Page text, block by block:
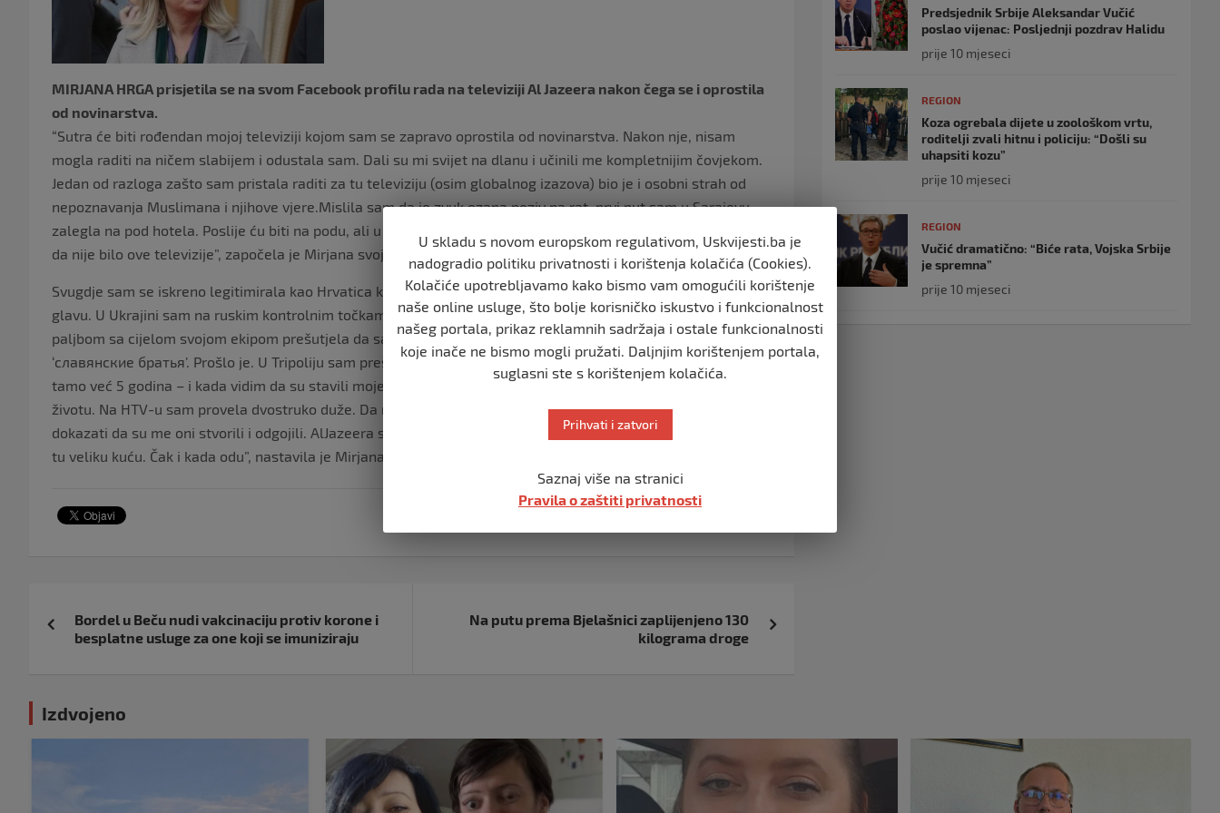
k
MIRJANA HRGA prisjetila se na svom Facebook profilu rada na televiziji Al Jazeera nakon čega se i oprostila
od novinarstva.
“Sutra će biti rođendan mojoj televiziji kojom sam se zapravo oprostila od novinarstva. Nakon nje, nisam
mogla raditi na ničem slabijem i odustala sam. Dali su mi svijet na dlanu i učinili me kompletnijim čovjekom.
Jedan od razloga zašto sam pristala raditi za tu televiziju (osim globalnog izazova) bio je i osobni strah od
nepoznavanja Muslimana i njihove vjere.Mislila sam da je zvuk ezana poziv na rat, prvi put sam u Sarajevu
zalegla na pod hotela. Poslije ću biti na podu, ali u pancirki, u nekim svjetovima koje nikada ne bih upoznala
da nije bilo ove televizije”, započela je Mirjana svoju objavu.
Svugdje sam se iskreno legitimirala kao Hrvatica katolkinja. Osim – 2 puta. Oprostivo. Spašavala sam živu
glavu. U Ukrajini sam na ruskim kontrolnim točkama, tog dana kada sam skoro poginula pod rafalnom
paljbom sa cijelom svojom ekipom prešutjela da sam Hrvatica. Pozivala sam se na činjenicu da smo
‘cлавянские братья’. Prošlo je. U Tripoliju sam prešutjela da radim za AlJazeeru. Neću duljiti… Nema me
tamo već 5 godina – i kada vidim da su stavili moje inserte, znam da sam učinila najpametniju stvar u svojem
životu. Na HTV-u sam provela dvostruko duže. Da me netko nije stavio u leksikon te televizije, teško bi bilo
dokazati da su me oni stvorili i odgojili. AlJazeera se svojim ljudima ponosi. Svakom ciglicom koja je uzidana u
tu veliku kuću. Čak i kada odu”, nastavila je Mirjana.
objava
Bordel u Beču nudi vakcinaciju protiv korone i
besplatne usluge za one koji se imuniziraju
Na putu prema Bjelašnici zaplijenjeno 130
kilograma droge
Predsjednik Srbije Aleksandar Vučić
poslao vijenac: Posljednji pozdrav Halidu
prije 10 mjeseci
REGION
Koza ogrebala dijete u zoološkom vrtu,
roditelji zvali hitnu i policiju: “Došli su
uhapsiti kozu”
prije 10 mjeseci
REGION
Vučić dramatično: “Biće rata, Vojska Srbije
je spremna”
prije 10 mjeseci
Izdvojeno
U skladu s novom europskom regulativom, Uskvijesti.ba je
nadogradio politiku privatnosti i korištenja kolačića (Cookies).
Kolačiće upotrebljavamo kako bismo vam omogućili korištenje
naše online usluge, što bolje korisničko iskustvo i funkcionalnost
našeg portala, prikaz reklamnih sadržaja i ostale funkcionalnosti
koje inače ne bismo mogli pružati. Daljnjim korištenjem portala,
suglasni ste s korištenjem kolačića.
Prihvati i zatvori
Saznaj više na stranici
Pravila o zaštiti privatnosti